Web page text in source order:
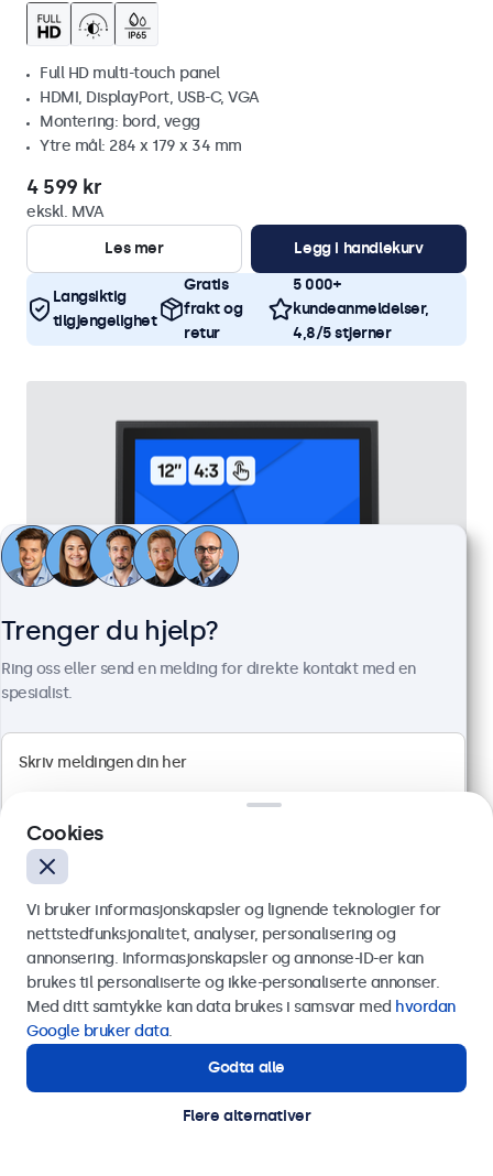
Full HD multi-touch panel
HDMI, DisplayPort, USB-C, VGA
Montering: bord, vegg
Ytre mål: 284 x 179 x 34 mm
4 599 kr
ekskl. MVA
Les mer
Legg i handlekurv
Langsiktig
tilgjengelighet
Gratis
frakt og
retur
5 000+
kundeanmeldelser,
4,8/5 stjerner
12" Touchskjerm Metall (4:3)
Artikkelnr.:
12TSV7M
4:3 multi-touch panel
HDMI, DisplayPort, USB-C, VGA
Montering: bord, innebygget, vegg
Ytre mål: 281 x 223 x 44 mm
5 399 kr
ekskl. MVA
Les mer
Trenger du hjelp?
Ring oss eller send en melding for direkte kontakt med en
spesialist.
Send
Eller ring oss på
Kontakt våre spesialister.
Cookies
Vi bruker informasjonskapsler og lignende teknologier for
nettstedfunksjonalitet, analyser, personalisering og
annonsering. Informasjonskapsler og annonse-ID-er kan
brukes til personaliserte og ikke-personaliserte annonser.
Med ditt samtykke kan data brukes i samsvar med hvordan
Google bruker data.
Godta alle
Flere alternativer